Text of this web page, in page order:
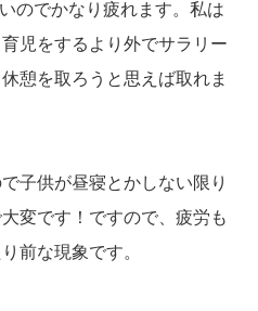
のでかなり疲れます。私は
児をするより外でサラリー
憩を取ろうと思えば取れま
子供が昼寝とかしない限り
変です！ですので、疲労も
前な現象です。